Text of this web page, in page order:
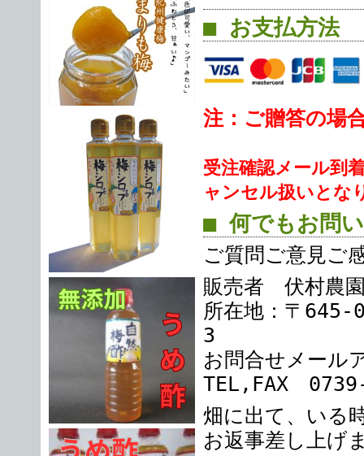
■ お支払方法
注：ご贈答の場
受注確認メール到
ャンセル扱いとな
■ 何でもお問
ご質問ご意見ご
販売者 伏村農
所在地：〒645-
3
お問合せメール
TEL,FAX
畑に出て、いる
お返事差し上げ